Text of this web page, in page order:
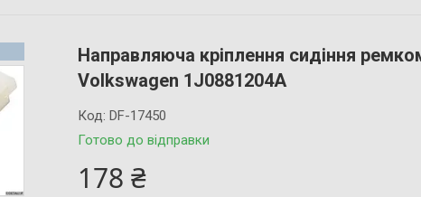
Направляюча кріплення сидіння
Volkswagen 1J0881204A
Готово до відправки
Код:DF-17450
178 ₴